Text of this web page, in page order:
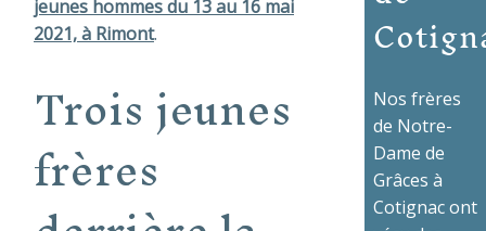
jeunes hommes du 13 au 16 mai
2021, à Rimont.
Trois jeunes
frères
Nos frères
de Notre-
Dame de
Grâces à
Cotignac ont